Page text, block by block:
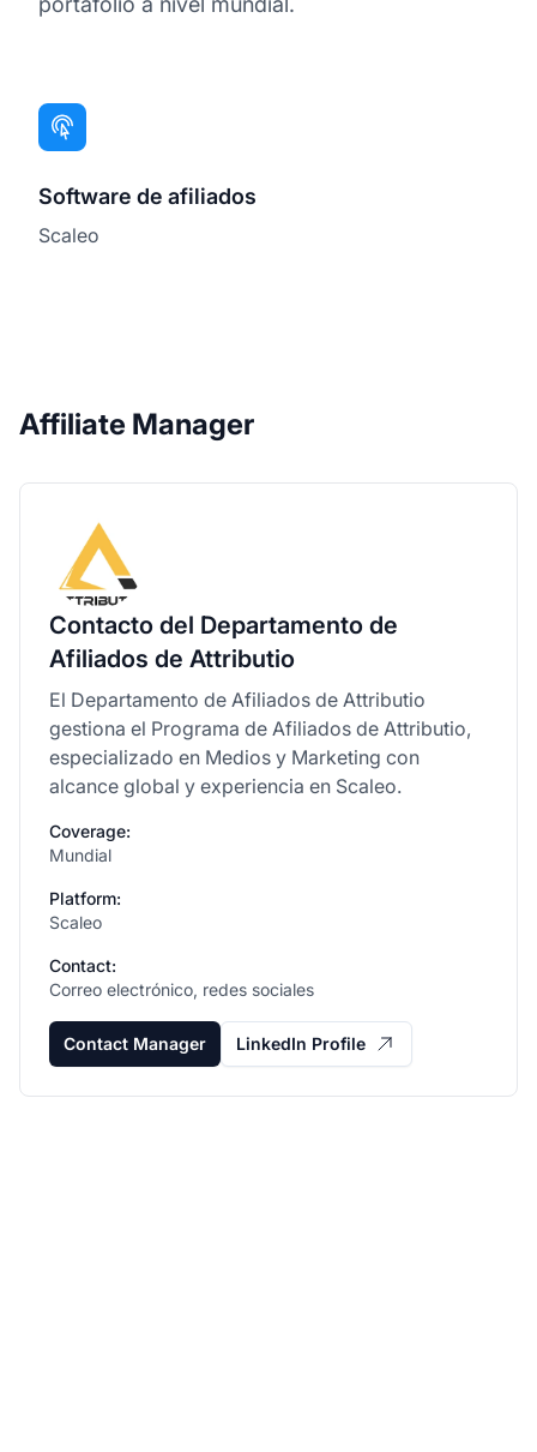
Software de afiliados
Scaleo
Affiliate Manager
Contacto del Departamento de
Afiliados de Attributio
El Departamento de Afiliados de Attributio
gestiona el Programa de Afiliados de Attributio,
especializado en Medios y Marketing con
alcance global y experiencia en Scaleo.
Coverage:
Mundial
Platform:
Scaleo
Contact:
Correo electrónico, redes sociales
Contact Manager LinkedIn Profile